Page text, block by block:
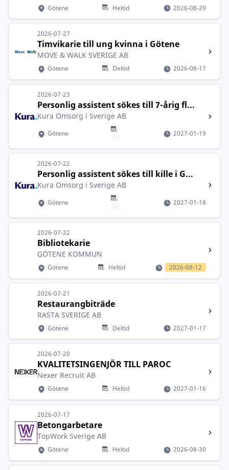
Götene Heltid 2026-08-29
2026-07-27
Timvikarie till ung kvinna i Götene
MOVE & WALK SVERIGE AB
Götene Deltid 2026-08-17
2026-07-23
Personlig assistent sökes till 7-årig fl...
Kura Omsorg i Sverige AB
Götene 2027-01-19
2026-07-22
Personlig assistent sökes till kille i G...
Kura Omsorg i Sverige AB
Götene 2027-01-18
2026-07-22
Bibliotekarie
GÖTENE KOMMUN
Götene Heltid 2026-08-12
2026-07-21
Restaurangbiträde
RASTA SVERIGE AB
Götene Deltid 2027-01-17
2026-07-20
KVALITETSINGENJÖR TILL PAROC
Nexer Recruit AB
Götene Heltid 2027-01-16
2026-07-17
Betongarbetare
TopWork Sverige AB
Götene Heltid 2026-08-30